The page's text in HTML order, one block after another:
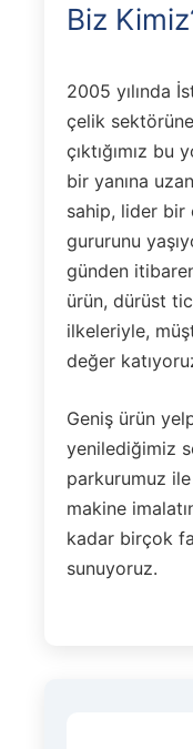
Biz
2005 yılında
çelik
çıktığımız bu
bir yanına
sahip, lider bir
gururunu
günden
ürün, dürüst
ilkeleriyle,
değer
Geniş ürün
yenilediğimiz
parkurumuz
makine
kadar birçok
sunuyoruz.